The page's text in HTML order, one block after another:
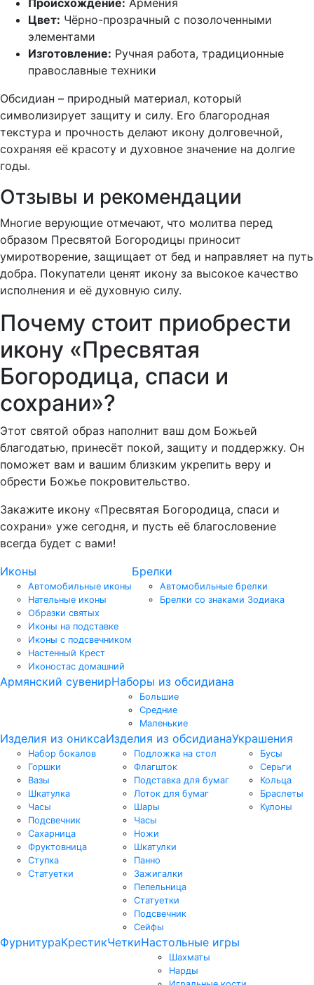
Происхождение: Армения
Цвет: Чёрно-прозрачный с позолоченными
элементами
Изготовление: Ручная работа, традиционные
православные техники
Обсидиан – природный материал, который
символизирует защиту и силу. Его благородная
текстура и прочность делают икону долговечной,
сохраняя её красоту и духовное значение на долгие
годы.
Отзывы и рекомендации
Многие верующие отмечают, что молитва перед
образом Пресвятой Богородицы приносит
умиротворение, защищает от бед и направляет на путь
добра. Покупатели ценят икону за высокое качество
исполнения и её духовную силу.
Почему стоит приобрести
икону «Пресвятая
Богородица, спаси и
сохрани»?
Этот святой образ наполнит ваш дом Божьей
благодатью, принесёт покой, защиту и поддержку. Он
поможет вам и вашим близким укрепить веру и
обрести Божье покровительство.
Закажите икону «Пресвятая Богородица, спаси и
сохрани» уже сегодня, и пусть её благословение
всегда будет с вами!
Иконы
Автомобильные иконы
Нательные иконы
Образки святых
Иконы на подставке
Иконы с подсвечником
Настенный Крест
Иконостас домашний
Брелки
Автомобильные брелки
Брелки со знаками Зодиака
Армянский сувенирНаборы из обсидиана
Большие
Средние
Маленькие
Изделия из оникса
Набор бокалов
Горшки
Вазы
Шкатулка
Часы
Подсвечник
Сахарница
Фруктовница
Ступка
Статуетки
Изделия из обсидиана
Подложка на стол
Флагшток
Подставка для бумаг
Лоток для бумаг
Шары
Часы
Ножи
Шкатулки
Панно
Зажигалки
Пепельница
Статуетки
Подсвечник
Сейфы
Украшения
Бусы
Серьги
Кольца
Браслеты
Кулоны
ФурнитураКрестикЧеткиНастольные игры
Шахматы
Нарды